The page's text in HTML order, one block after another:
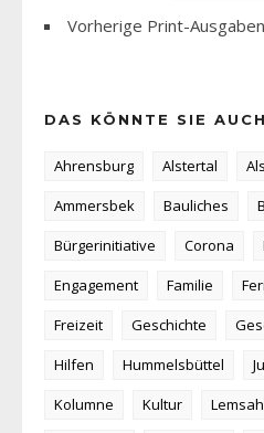
Vorherige Print-
DAS KÖNNTE SIE
Ahrensburg Alstertal
Ammersbek
Bauliches
Bürgerinitiative
Corona
Engagement
Familie
Freizeit
Geschichte
Hilfen
Hummelsbüttel
Kolumne
Kultur